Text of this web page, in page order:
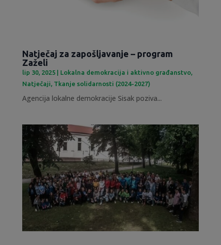
Natječaj za zapošljavanje – program
Zaželi
lip 30, 2025| Lokalna demokracija i aktivno građanstvo,
Natječaji, Tkanje solidarnosti (2024-2027)
Agencija lokalne demokracije Sisak poziva...